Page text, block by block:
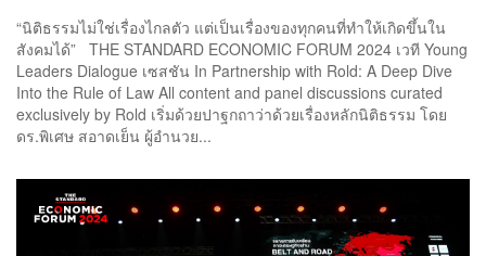
“นิติธรรมไม่ใช่เรื่องไกลตัว แต่เป็นเรื่องของทุกคนที่ทำให้เกิดขึ้นใน
สังคมได้” THE STANDARD ECONOMIC FORUM 2024 เวที Young
Leaders Dialogue เซสชัน In Partnership with Rold: A Deep Dive
Into the Rule of Law All content and panel discussions curated
exclusively by Rold เริ่มด้วยปาฐกถาว่าด้วยเรื่องหลักนิติธรรม โดย
ดร.พิเศษ สอาดเย็น ผู้อำนวย...